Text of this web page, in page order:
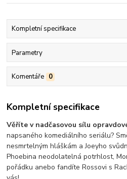
Kompletní specifikace
Parametry
Komentáře 0
Kompletní specifikace
Věříte v nadčasovou sílu
napsaného komediálního seriálu?
nesmrtelným hláškám a Joeyho
Phoebina neodolatelná potrhlost,
pořádku anebo fandíte Rossovi s